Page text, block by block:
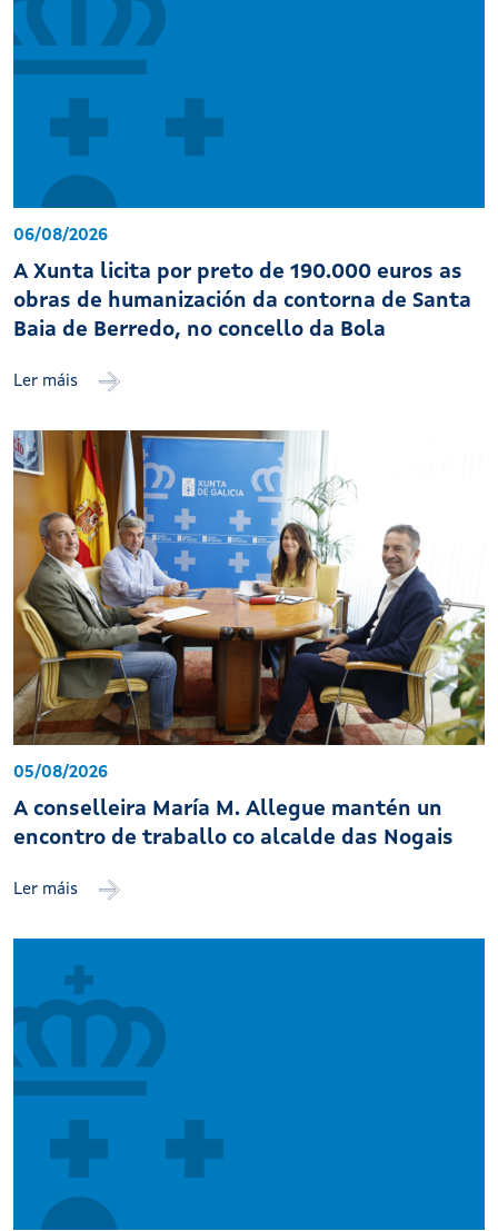
06/08/2026
A Xunta licita por preto de 190.000 euros as
obras de humanización da contorna de Santa
Baia de Berredo, no concello da Bola
Ler máis
05/08/2026
A conselleira María M. Allegue mantén un
encontro de traballo co alcalde das Nogais
Ler máis